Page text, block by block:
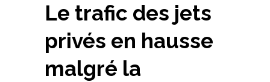
Le trafic des jets
privés en hausse
malgré la